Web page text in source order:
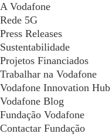
A Vodafone
Rede 5G
Press Releases
Sustentabilidade
Projetos Financiados
Trabalhar na Vodafone
Vodafone Innovation Hub
Vodafone Blog
Fundação Vodafone
Contactar Fundação